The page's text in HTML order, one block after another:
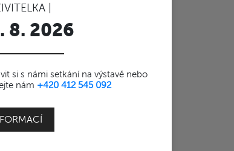
|
8. 2026
si s námi setkání na výstavě nebo
nám +420 412 545 092
s PE výpletem
hotelů a restaurací.
dlouhou životnost a odolnost